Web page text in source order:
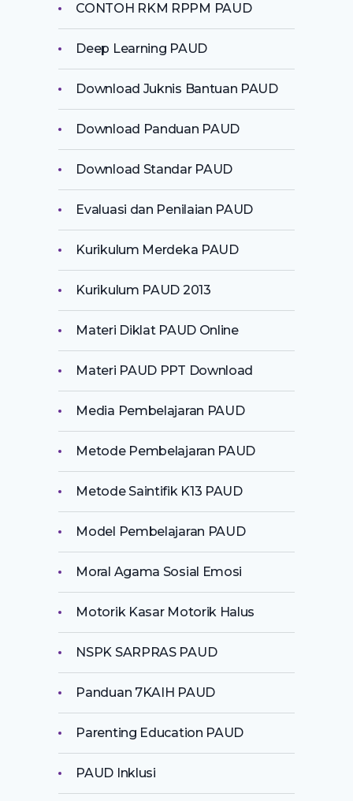
CONTOH RKM RPPM PAUD
Deep Learning PAUD
Download Juknis Bantuan PAUD
Download Panduan PAUD
Download Standar PAUD
Evaluasi dan Penilaian PAUD
Kurikulum Merdeka PAUD
Kurikulum PAUD 2013
Materi Diklat PAUD Online
Materi PAUD PPT Download
Media Pembelajaran PAUD
Metode Pembelajaran PAUD
Metode Saintifik K13 PAUD
Model Pembelajaran PAUD
Moral Agama Sosial Emosi
Motorik Kasar Motorik Halus
NSPK SARPRAS PAUD
Panduan 7KAIH PAUD
Parenting Education PAUD
PAUD Inklusi